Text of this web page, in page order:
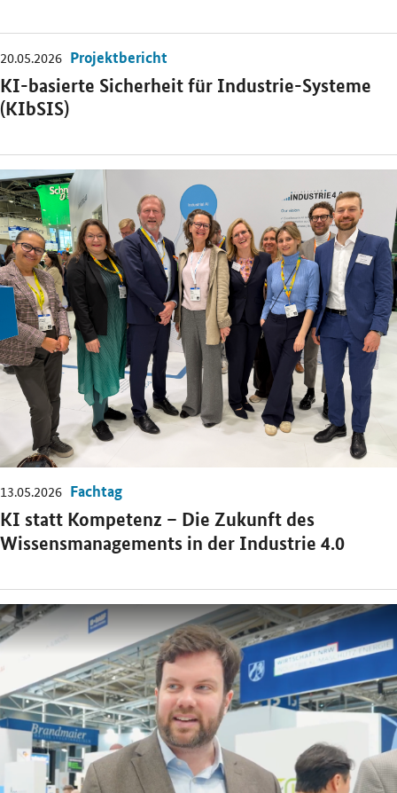
20.05.2026 Projektbericht
KI-basierte Sicherheit für Industrie-Systeme
(KIbSIS)
Öffnet Einzelsicht
13.05.2026 Fachtag
KI statt Kompetenz – Die Zukunft des
Wissensmanagements in der Industrie 4.0
Öffnet Einzelsicht
Öffnet Einzelsicht